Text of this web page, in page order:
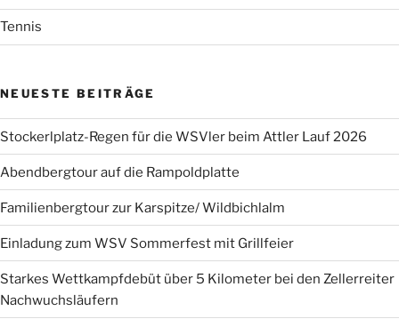
Tennis
NEUESTE BEITRÄGE
Stockerlplatz-Regen für die WSVler beim Attler Lauf 2026
Abendbergtour auf die Rampoldplatte
Familienbergtour zur Karspitze/ Wildbichlalm
Einladung zum WSV Sommerfest mit Grillfeier
Starkes Wettkampfdebüt über 5 Kilometer bei den Zellerreiter
Nachwuchsläufern